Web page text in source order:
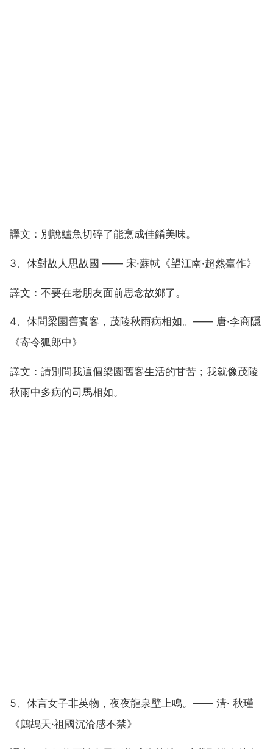
譯文：別說鱸魚切碎了能烹成佳餚美味。
3、休對故人思故國 —— 宋·蘇軾《望江南·超然臺作》
譯文：不要在老朋友面前思念故鄉了。
4、休問梁園舊賓客，茂陵秋雨病相如。—— 唐·李商隱
《寄令狐郎中》
譯文：請別問我這個梁園舊客生活的甘苦；我就像茂陵
秋雨中多病的司馬相如。
5、休言女子非英物，夜夜龍泉壁上鳴。—— 清· 秋瑾
《鷓鴣天·祖國沉淪感不禁》